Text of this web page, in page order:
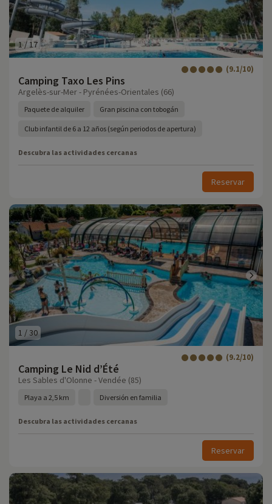
1/17
Camping Taxo Les Pins
(9.1/10)
Argelès-sur-Mer - Pyrénées-Orientales (66)
Paquete de alquiler Gran piscina con tobogán
Club infantil de 6 a 12 años (según periodos de apertura)
Descubra las actividades cercanas
Reservar
1 /30
Camping Le Nid d’Été
(9.2/10)
Les Sables d'Olonne - Vendée (85)
Playa a 2,5 km Diversión en familia
Descubra las actividades cercanas
Reservar